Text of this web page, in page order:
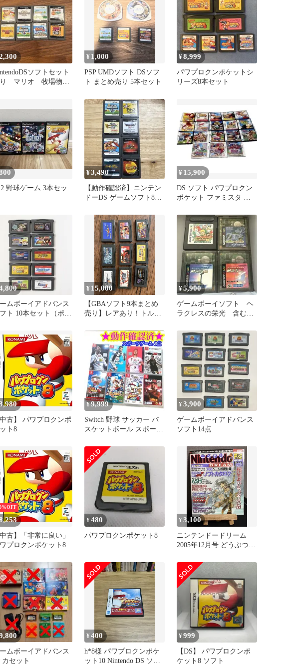
ソフトセット
マリオ 牧場物
¥ 1,000
PSP UMDソフト DSソフ
ト まとめ売り 5本セット
¥8,999
パワプロクンポケットシ
リーズ8本セット
野球ゲーム 3本セッ
¥3,490
【動作確認済】ニンテン
ドーDS ゲームソフト8点
¥ 15,900
DS ソフト パワプロクン
ポケット ファミスタ ま
ムボーイアドバンス
ト 10本セット（ポケ
¥ 15,000
【GBAソフト9本まとめ
売り】レアあり！トルネ
他
¥5,900
ゲームボーイソフト ヘ
ラクレスの栄光 含む
中古】 パワプロクンポ
ト8
¥9,999
Switch 野球 サッカー バ
スケットボール スポーツ
¥3,900
ゲームボーイアドバンス
ソフト14点
中古】「非常に良い」
プロクンポケット8
¥480
パワプロクンポケット8
¥3,100
ニンテンドードリーム
2005年12月号 どうぶつの
ムボーイアドバンス
カセット
¥400
h*8様 パワプロクンポケ
ット10 Nintendo DS ソフ
¥999
【DS】 パワプロクンポ
ケット8 ソフト